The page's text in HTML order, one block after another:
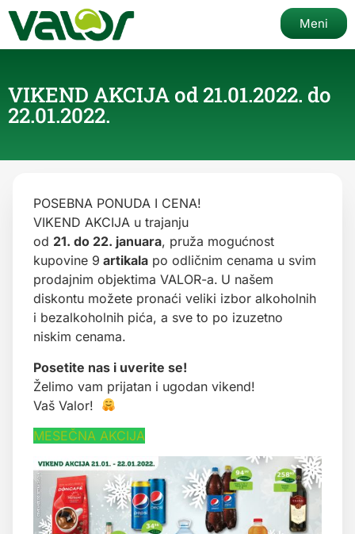
Meni
VIKEND AKCIJA od 21.01.2022. do
22.01.2022.
POSEBNA PONUDA I CENA!
VIKEND AKCIJA u trajanju
od 21. do 22. januara, pruža mogućnost
kupovine 9 artikala po odličnim cenama u svim
prodajnim objektima VALOR-a. U našem
diskontu možete pronaći veliki izbor alkoholnih
i bezalkoholnih pića, a sve to po izuzetno
niskim cenama.
Posetite nas i uverite se!
Želimo vam prijatan i ugodan vikend!
Vaš Valor!
MESEČNA AKCIJA